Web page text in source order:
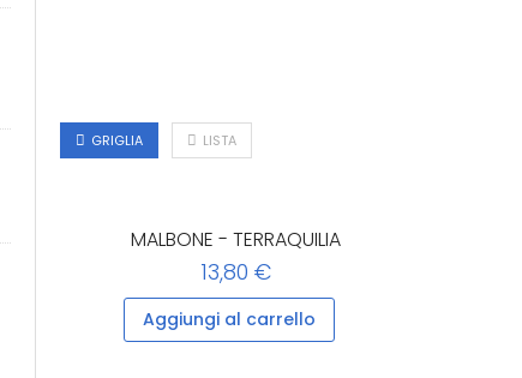
GRIGLIA LISTA
MALBONE - TERRAQUILIA
13,80 €
Aggiungi al carrello